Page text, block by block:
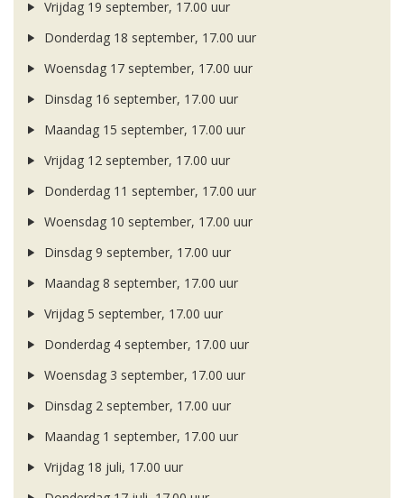
Vrijdag 19 september, 17.00 uur
Donderdag 18 september, 17.00 uur
Woensdag 17 september, 17.00 uur
Dinsdag 16 september, 17.00 uur
Maandag 15 september, 17.00 uur
Vrijdag 12 september, 17.00 uur
Donderdag 11 september, 17.00 uur
Woensdag 10 september, 17.00 uur
Dinsdag 9 september, 17.00 uur
Maandag 8 september, 17.00 uur
Vrijdag 5 september, 17.00 uur
Donderdag 4 september, 17.00 uur
Woensdag 3 september, 17.00 uur
Dinsdag 2 september, 17.00 uur
Maandag 1 september, 17.00 uur
Vrijdag 18 juli, 17.00 uur